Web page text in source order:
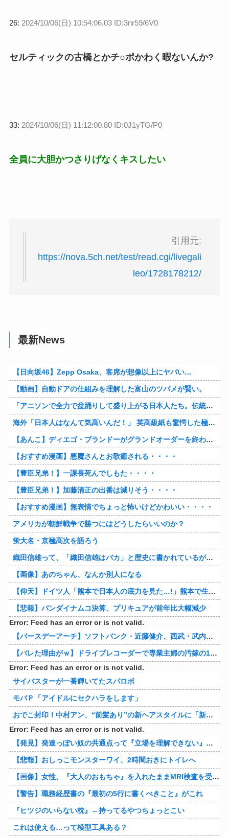
26: 2024/10/06(日) 10:54:06.03 ID:3nr59/6V0
セルティックの古橋とかチ○ポかわく暇ないんか?
33: 2024/10/06(日) 11:12:00.80 ID:0J1yTG/P0
全員に大胆かつさりげなくキスしたい
引用元:
https://nova.5ch.net/test/read.cgi/livegali
leo/1728178212/
最新News
【日向坂46】Zepp Osaka、客席が想像以上にヤバい…
【動画】自動ドアの仕組みを理解した富山のツバメが賢い。
「アニソンで全力で盆踊りして盛り上がる日本人たち。伝統もオタクもこの熱量、素晴らしい」→女さんブチギレ「これを見て『日本の品格が落ちた』と思いま…
海外「日本人はなんて気高いんだ！」 英高級紙も驚愕した極限の中の日本人の姿に世界が衝撃
【あんこ】ディエゴ・ブランドーがグランドオーダーを終わらせるようです【FGO二部】 第１６６話
【おすすめ漫画】悪魔さんとお歌癒される・・・・
【豊臣兄弟！】一課長死んでしもた・・・・
【豊臣兄弟！】加藤清正の出番は減りそう・・・・
【おすすめ漫画】無表情でちょっと怖いけどかわいい・・・・
アメリカが朝鮮戦争で勝つにはどうしたらいいのか？
蛍大名・京極高次を語ろう
織田信雄って、「織田信雄はバカ」と歴史に書かれているが今まで家が残っているんでバカではないよな？
【画像】あのちゃん、なんか別人になる
【仰天】ドイツ人「熊本で日本人の底力を見た…!」熊本で生まれて初めて震度7の大地震を経験したドイツ人。直後、日本人たちの行動に衝撃を受けてしまう…
【悲報】バンダイナムコ決算、プリキュアが前年比大幅減少
Error: Feed has an error or is not valid.
【バースデーアーチ】ソフトバンク・近藤健介、西武・武内から第24号先制ソロホームラン！！！！！！！！！！！！！【西武対ソフトバンク20回戦】
【バレた理由がｗ】ドライブレコーダーで専業主婦の汚嫁の10年越し不倫発覚！制裁の詳細がコレｗｗｗｗｗ 他
Error: Feed has an error or is not valid.
サイバスターが一番輝いてたスパロボ
モバＰ「アイドルにセクハラをします」
おでこ封印！中村アン、“前髪あり”の新ヘアスタイルに「新鮮でたまらん」の声【画像】
Error: Feed has an error or is not valid.
【発見】発達っぽい奴の共通点って『立場を理解できない』だよな
【悲報】おしっこモンスターワイ、2時間おきにトイレへ
【画像】女性、『大人のおもちゃ』を入れたままMRI検査を受けた結果 →
【警告】職務経歴書の『最初の5行に書くべきこと』がこれ
『ヒツジのいらない枕』←持ってるやつちょっとこい
これは使える…って模型工具ある？